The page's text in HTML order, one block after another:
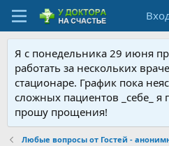
Я с понедельника 29 июня
работать за нескольких
стационаре. График пока
сложных пациентов _себе_ я
прошу прощения!
Любые вопросы от Гостей -